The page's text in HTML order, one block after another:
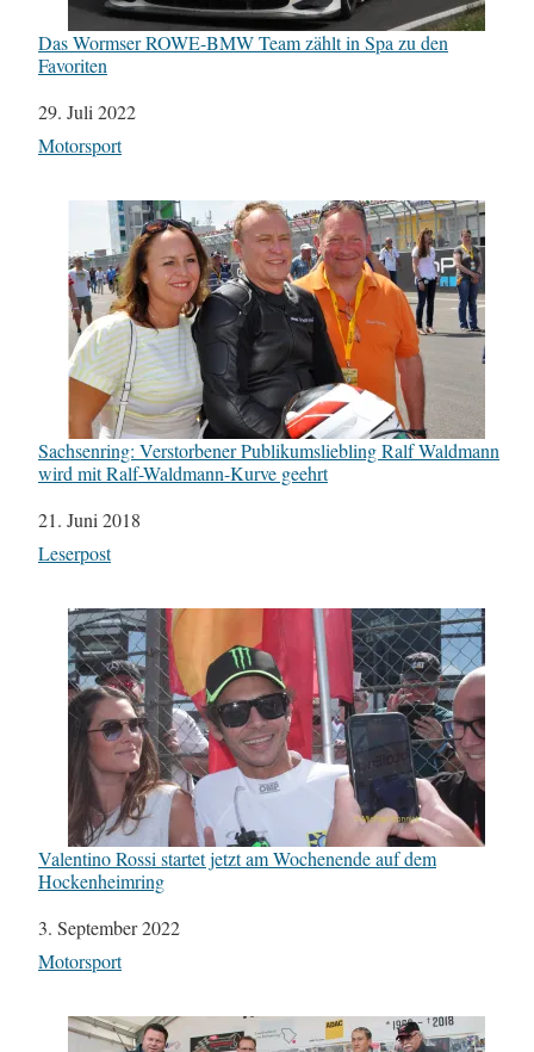
Das Wormser ROWE-BMW Team zählt in Spa zu den
Favoriten
Datum
29. Juli 2022
In Bezug auf
Motorsport
Sachsenring: Verstorbener Publikumsliebling Ralf Waldmann
wird mit Ralf-Waldmann-Kurve geehrt
Datum
21. Juni 2018
In Bezug auf
Leserpost
Valentino Rossi startet jetzt am Wochenende auf dem
Hockenheimring
Datum
3. September 2022
In Bezug auf
Motorsport